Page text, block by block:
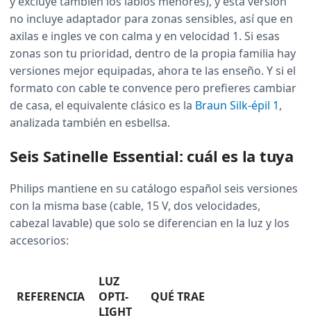
no incluye adaptador para zonas sensibles, así que en
axilas e ingles ve con calma y en velocidad 1. Si esas
zonas son tu prioridad, dentro de la propia familia hay
versiones mejor equipadas, ahora te las enseño. Y si el
formato con cable te convence pero prefieres cambiar
de casa, el equivalente clásico es la Braun Silk-épil 1,
analizada también en esbellsa.
Seis Satinelle Essential: cuál es la tuya
Philips mantiene en su catálogo español seis versiones
con la misma base (cable, 15 V, dos velocidades,
cabezal lavable) que solo se diferencian en la luz y los
accesorios:
REFERENCIA
LUZ
OPTI-
LIGHT
QUÉ TRAE